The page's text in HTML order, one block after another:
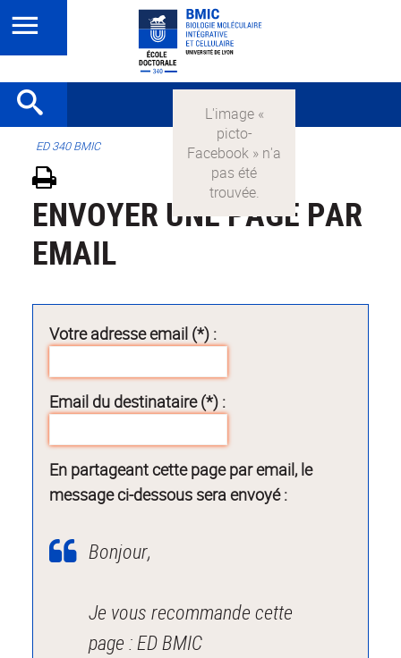
ED 340 BMIC
ENVOYER UNE PAGE PAR
EMAIL
Votre adresse email (*) :
Email du destinataire (*) :
En partageant cette page par email, le
message ci-dessous sera envoyé :
Bonjour,
Je vous recommande cette
page : ED BMIC